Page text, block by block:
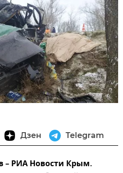
Дзен Telegram
РИА Новости Крым.